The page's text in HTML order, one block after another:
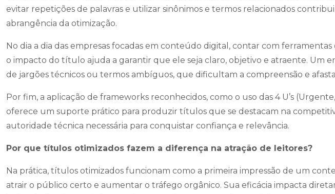
evitar repetições de palavras e utilizar sinônimos e termos relacionados
abrangência da otimização.
No dia a dia das empresas focadas em conteúdo digital, contar com
o impacto do título ajuda a garantir que ele seja claro, objetivo e atraente. Um
de jargões técnicos ou termos ambíguos, que dificultam a compreensão e
Por fim, a aplicação de frameworks reconhecidos, como o uso das 4 U’s
oferece um suporte prático para produzir títulos que se destacam na
autoridade técnica necessária para conquistar confiança e relevância.
Por que títulos otimizados fazem a diferença na atração de leitores?
Na prática, títulos otimizados funcionam como a primeira impressão de um
atrair o público certo e aumentar o tráfego orgânico. Sua eficácia impacta